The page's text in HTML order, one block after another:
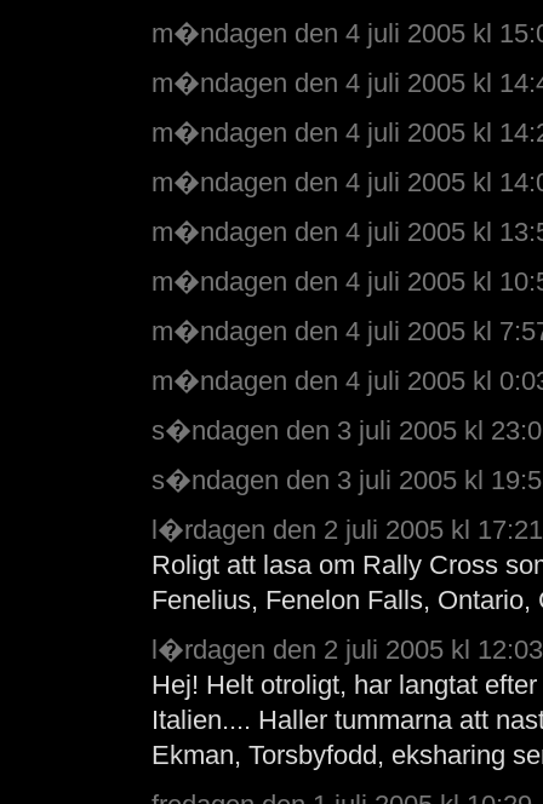
m�ndagen den 4 juli 2005 kl
m�ndagen den 4 juli 2005 kl
m�ndagen den 4 juli 2005 kl
m�ndagen den 4 juli 2005 kl
m�ndagen den 4 juli 2005 kl
m�ndagen den 4 juli 2005 kl
m�ndagen den 4 juli 2005 kl
m�ndagen den 4 juli 2005 kl
s�ndagen den 3 juli 2005 kl
s�ndagen den 3 juli 2005 kl
l�rdagen den 2 juli 2005 kl 17:21
Roligt att lasa om Rally Cross
Fenelius, Fenelon Falls, Ontario,
l�rdagen den 2 juli 2005 kl 12:03
Hej! Helt otroligt, har langtat
Italien.... Haller tummarna att
Ekman, Torsbyfodd, eksharing